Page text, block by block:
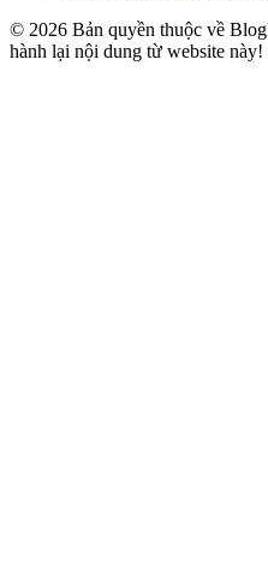
© 2026 Bản quyền thuộc về
hành lại nội dung từ website này!